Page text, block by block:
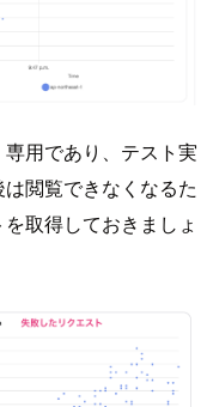
用であり、テスト実
閲覧できなくなるた
取得しておきましょ